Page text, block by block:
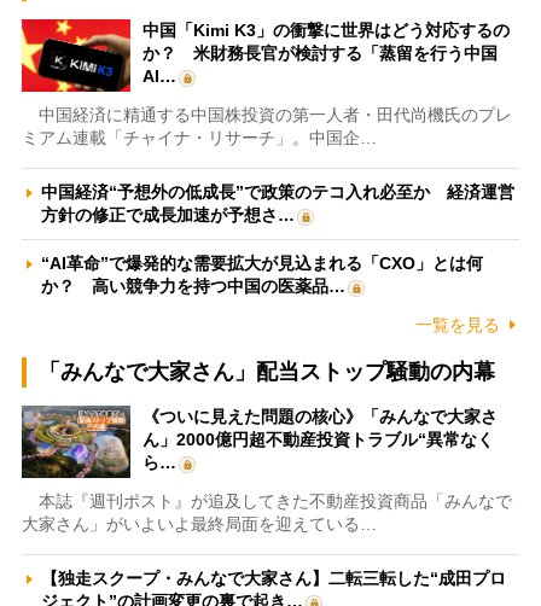
中国「Kimi K3」の衝撃に世界はどう対応するの
か？ 米財務長官が検討する「蒸留を行う中国
AI…
中国経済に精通する中国株投資の第一人者・田代尚機氏のプレ
ミアム連載「チャイナ・リサーチ」。中国企…
中国経済“予想外の低成長”で政策のテコ入れ必至か 経済運営
方針の修正で成長加速が予想さ…
“AI革命”で爆発的な需要拡大が見込まれる「CXO」とは何
か？ 高い競争力を持つ中国の医薬品…
一覧を見る
「みんなで大家さん」配当ストップ騒動の内幕
《ついに見えた問題の核心》「みんなで大家さ
ん」2000億円超不動産投資トラブル“異常なく
ら…
本誌『週刊ポスト』が追及してきた不動産投資商品「みんなで
大家さん」がいよいよ最終局面を迎えている…
【独走スクープ・みんなで大家さん】二転三転した“成田プロ
ジェクト”の計画変更の裏で起き…